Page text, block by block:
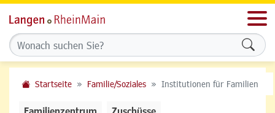
Startseite Familie/Soziales Institutionen für Familien
Familienzentrum Zuschüsse